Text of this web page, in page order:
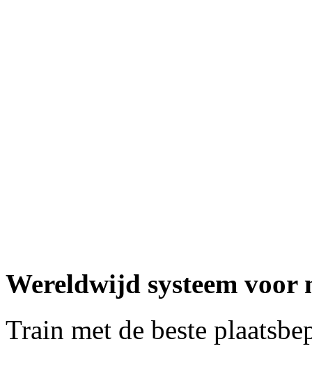
Wereldwijd systeem voor
Train met de beste